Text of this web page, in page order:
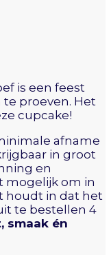
is een feest
proeven. Het
cupcake!
afname
in groot
en
mogelijk om in
houdt in dat het
te bestellen 4
smaak én